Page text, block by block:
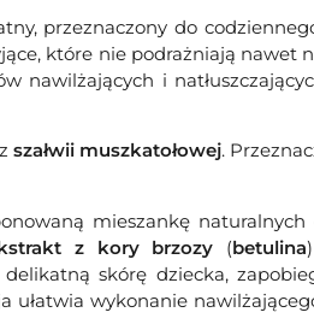
przeznaczony do
które nie podrażniają nawet
nawilżających i
szałwii muszkatołowej.
mieszankę naturalnych
z kory brzozy (betulina
skórę dziecka,
ułatwia wykonanie